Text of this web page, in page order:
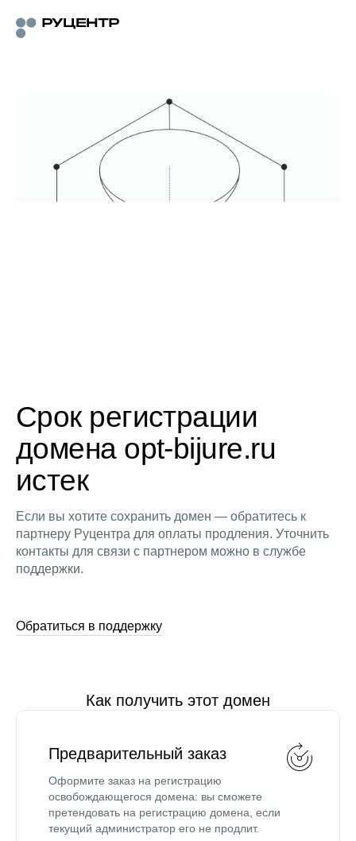
Срок регистрации
домена opt-bijure.ru
истек
Если вы хотите сохранить домен — обратитесь к
партнеру Руцентра для оплаты продления. Уточнить
контакты для связи с партнером можно в службе
поддержки.
Обратиться в поддержку
Как получить этот домен
Предварительный заказ
Оформите заказ на регистрацию
освобождающегося домена: вы сможете
претендовать на регистрацию домена, если
текущий администратор его не продлит.